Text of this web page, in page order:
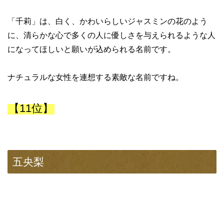
「千莉」は、白く、かわいらしいジャスミンの花のよう
に、清らかな心で多くの人に優しさを与えられるような人
になってほしいと願いが込められる名前です。
ナチュラルな女性を連想する素敵な名前ですね。
【11位】
五央梨